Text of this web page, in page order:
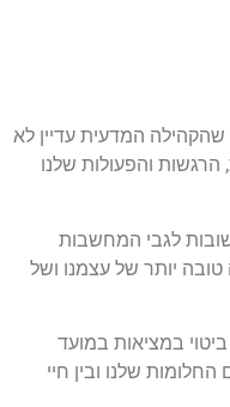
המדעית עדיין לא
והפעולות שלנו
לגבי המחשבות
טובה יותר של עצמנו ושל
במציאות במועד
שלנו ובין חיי